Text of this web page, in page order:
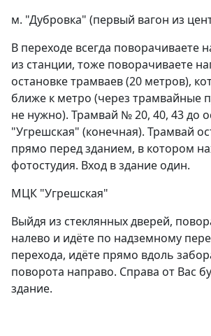
м. "Дубровка" (первый вагон из
В переходе всегда поворачиваете
из станции, тоже поворачиваете
остановке трамваев (20 метров),
ближе к метро (через трамвайные
не нужно). Трамвай № 20, 40, 43 до
"Угрешская" (конечная). Трамвай
прямо перед зданием, в котором
фотостудия. Вход в здание один.
МЦК "Угрешская"
Выйдя из стеклянных дверей,
налево и идёте по надземному
перехода, идёте прямо вдоль
поворота направо. Справа от Вас
здание.